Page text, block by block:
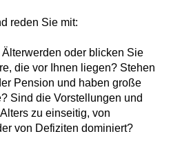
reden Sie mit:
oder blicken Sie
die vor Ihnen liegen? Stehen
Pension und haben große
Sind die Vorstellungen und
zu einseitig, von
von Defiziten dominiert?